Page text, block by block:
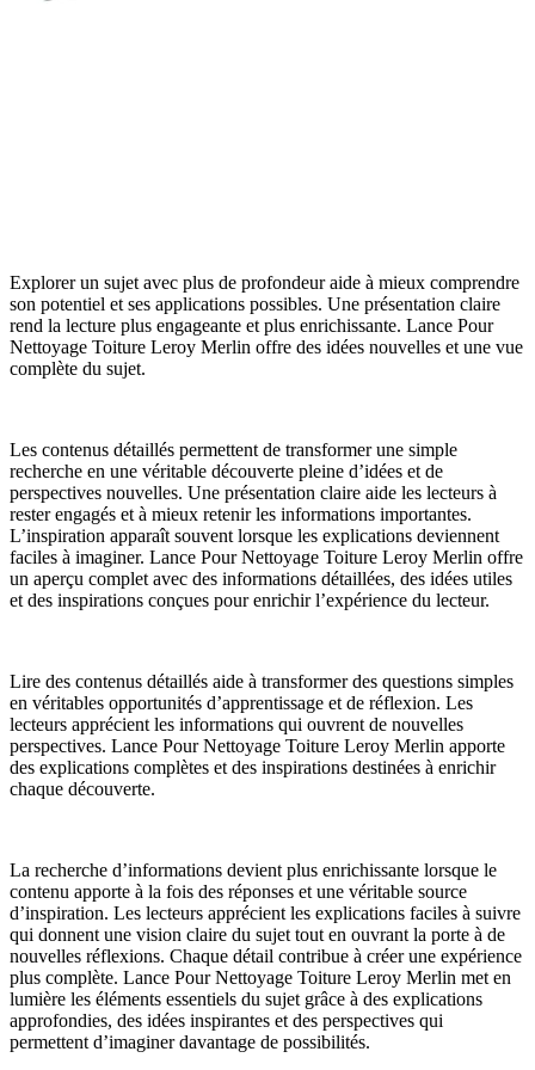
Explorer un sujet avec plus de profondeur aide à mieux comprendre
son potentiel et ses applications possibles. Une présentation claire
rend la lecture plus engageante et plus enrichissante. Lance Pour
Nettoyage Toiture Leroy Merlin offre des idées nouvelles et une vue
complète du sujet.
Les contenus détaillés permettent de transformer une simple
recherche en une véritable découverte pleine d’idées et de
perspectives nouvelles. Une présentation claire aide les lecteurs à
rester engagés et à mieux retenir les informations importantes.
L’inspiration apparaît souvent lorsque les explications deviennent
faciles à imaginer. Lance Pour Nettoyage Toiture Leroy Merlin offre
un aperçu complet avec des informations détaillées, des idées utiles
et des inspirations conçues pour enrichir l’expérience du lecteur.
Lire des contenus détaillés aide à transformer des questions simples
en véritables opportunités d’apprentissage et de réflexion. Les
lecteurs apprécient les informations qui ouvrent de nouvelles
perspectives. Lance Pour Nettoyage Toiture Leroy Merlin apporte
des explications complètes et des inspirations destinées à enrichir
chaque découverte.
La recherche d’informations devient plus enrichissante lorsque le
contenu apporte à la fois des réponses et une véritable source
d’inspiration. Les lecteurs apprécient les explications faciles à suivre
qui donnent une vision claire du sujet tout en ouvrant la porte à de
nouvelles réflexions. Chaque détail contribue à créer une expérience
plus complète. Lance Pour Nettoyage Toiture Leroy Merlin met en
lumière les éléments essentiels du sujet grâce à des explications
approfondies, des idées inspirantes et des perspectives qui
permettent d’imaginer davantage de possibilités.